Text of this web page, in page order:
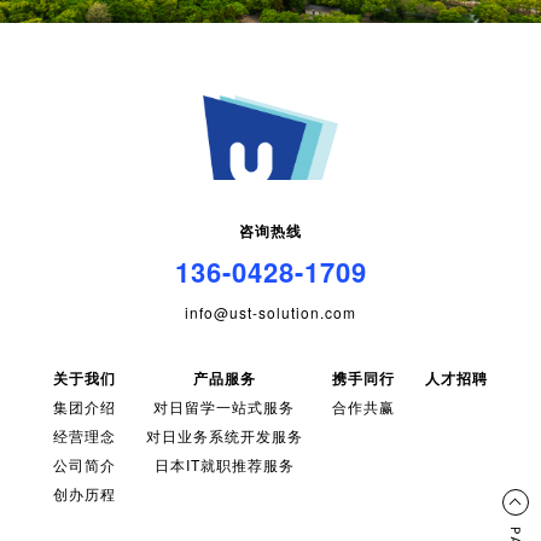
咨询热线
136-0428-1709
info@ust-solution.com
关于我们
集团介绍
经营理念
公司简介
创办历程
产品服务
对日留学一站式服务
对日业务系统开发服务
日本IT就职推荐服务
携手同行
合作共赢
人才招聘